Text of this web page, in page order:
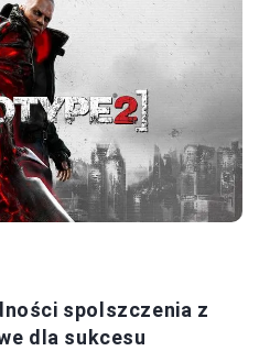
spolszczenia z
dla sukcesu